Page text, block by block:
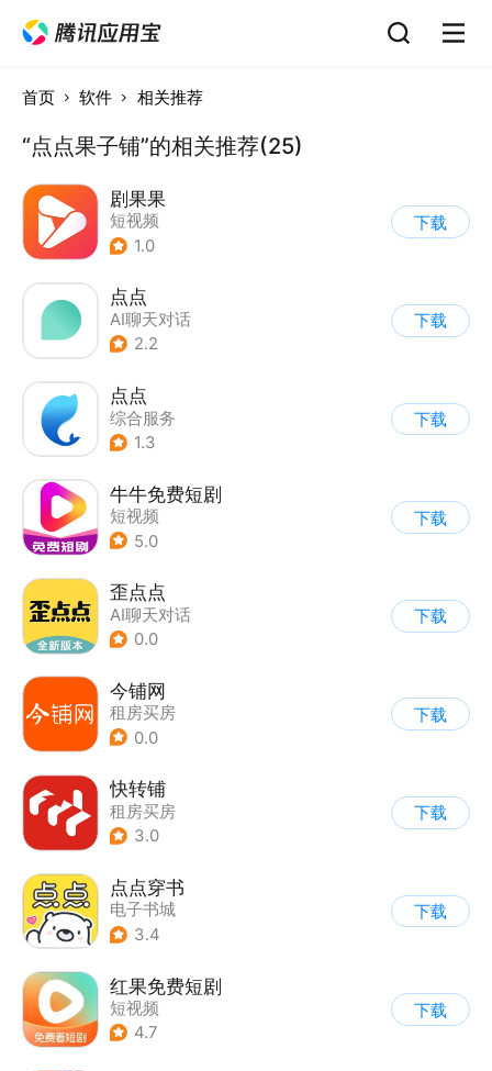
首页 软件 相关推荐
“点点果子铺”的相关推荐(25)
剧果果
短视频
1.0
下载
点点
AI聊天对话
2.2
下载
点点
综合服务
1.3
下载
牛牛免费短剧
短视频
5.0
下载
歪点点
AI聊天对话
0.0
下载
今铺网
租房买房
0.0
下载
快转铺
租房买房
3.0
下载
点点穿书
电子书城
3.4
下载
红果免费短剧
短视频
4.7
下载